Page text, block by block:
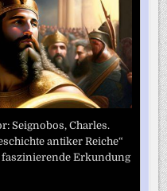
Seignobos, Charles.
antiker Reiche“
faszinierende Erkundung